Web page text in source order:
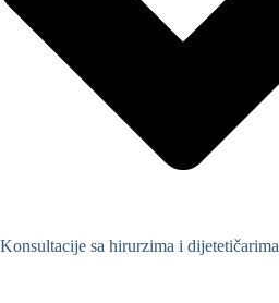
Konsultacije sa hirurzima i dijetetičarima